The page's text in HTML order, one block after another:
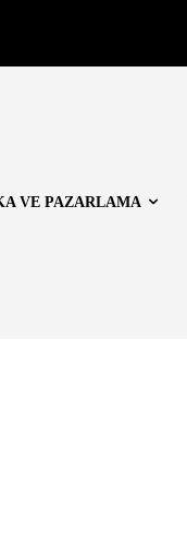
VE PAZARLAMA